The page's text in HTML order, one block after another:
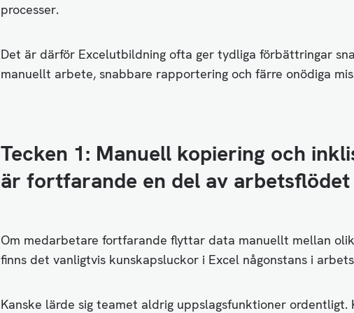
processer.
Det är därför Excelutbildning ofta ger tydliga förbättringar
manuellt arbete, snabbare rapportering och färre onödiga
Tecken 1: Manuell kopiering och
är fortfarande en del av arbetsflödet
Om medarbetare fortfarande flyttar data manuellt mellan
finns det vanligtvis kunskapsluckor i Excel någonstans i
Kanske lärde sig teamet aldrig uppslagsfunktioner ordentligt.